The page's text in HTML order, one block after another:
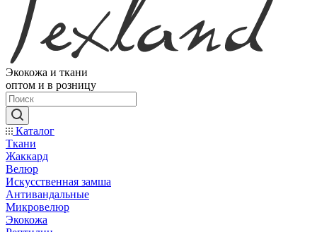
Экокожа и ткани
оптом и в розницу
Каталог
Ткани
Жаккард
Велюр
Искусственная замша
Антивандальные
Микровелюр
Экокожа